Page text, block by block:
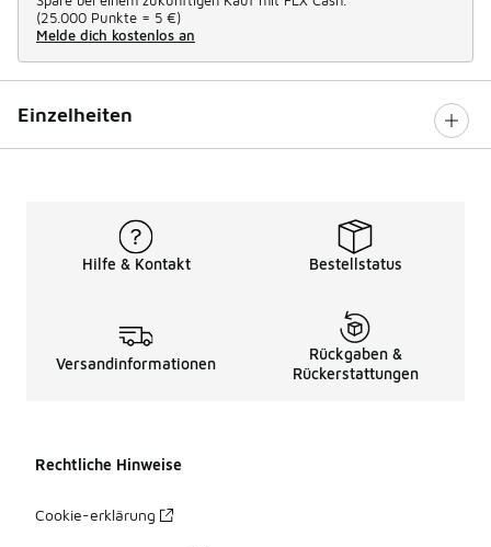
(25.000 Punkte = 5 €)
Melde dich kostenlos an
Einzelheiten
Hilfe & Kontakt Bestellstatus
Versandinformationen
Rückgaben &
Rückerstattungen
Rechtliche Hinweise
Cookie-erklärung